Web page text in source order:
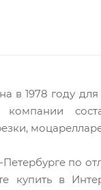
в 1978 году
компании
Петербурге по
в